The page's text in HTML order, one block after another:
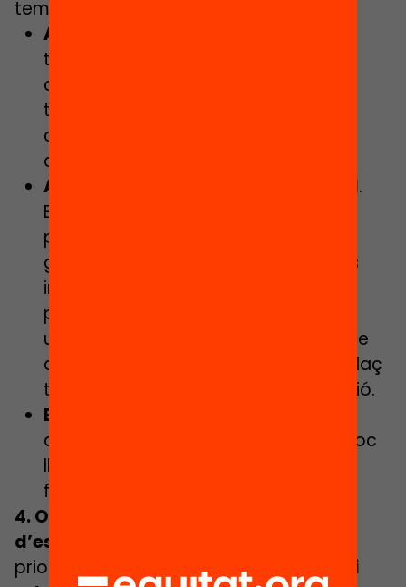
temperatures):
Acompanyament educatiu
treballar habilitats de planificació i
competències bàsiques, en base a
tallers i activitats experiencials i
col·laboratives, basades en centres
d’interès.
Acompanyament socioemocional.
Espais de tutorització individual o en
petits grups adreçats a treballar la
gestió de les emocions, les relacions
interpersonals i l’autonomia. Cada
participant hauria de comptar amb
una figura d’orientació o
que
actuï com a tutor de referència i enllaç
tot al llarg del període de participació.
Enriquiment cultural i lleure
descoberta de l’entorn, esportives, joc
lliure i espais de participació de les
famílies i referents de la comunitat.
4. Oberts a tota la població en edat
d’escolarització obligatòria
prioritzant la
participació dels infants i